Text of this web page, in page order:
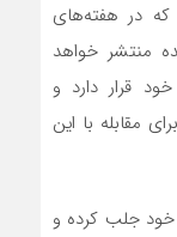
که در هفته‌های
منتشر خواهد
قرار دارد و
مقابله با این
خود جلب کرده و